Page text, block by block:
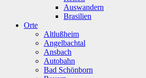
Auswandern
Brasilien
Orte
Altlußheim
Angelbachtal
Ansbach
Autobahn
Bad Schönborn